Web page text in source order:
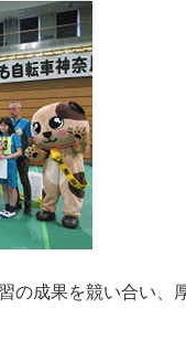
の成果を競い合い、